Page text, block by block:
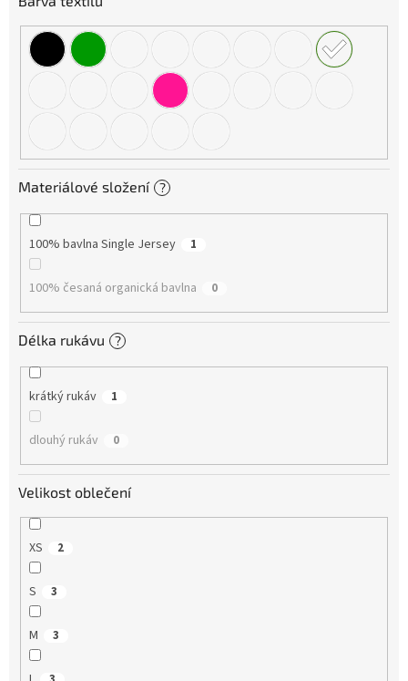
Materiálové složení ?
100% bavlna Single Jersey 1
100% česaná organická bavlna 0
Délka rukávu ?
krátký rukáv 1
dlouhý rukáv 0
Velikost oblečení
XS 2
S 3
M 3